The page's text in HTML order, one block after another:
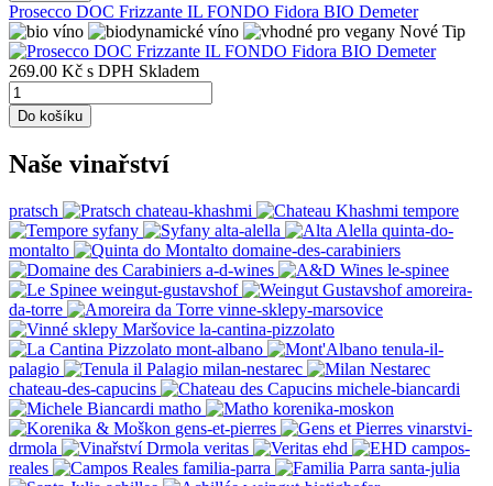
Prosecco DOC Frizzante IL FONDO Fidora BIO Demeter
Nové Tip
269.00 Kč s DPH Skladem
Do košíku
Naše vinařství
pratsch chateau-khashmi
tempore
syfany
alta-alella
quinta-do-
montalto
domaine-des-carabiniers
a-d-wines
le-spinee
weingut-gustavshof
amoreira-
da-torre
vinne-sklepy-marsovice
la-cantina-pizzolato
mont-albano
tenula-il-
palagio
milan-nestarec
chateau-des-capucins
michele-biancardi
matho
korenika-moskon
gens-et-pierres
vinarstvi-
drmola
veritas ehd
campos-
reales
familia-parra
santa-julia